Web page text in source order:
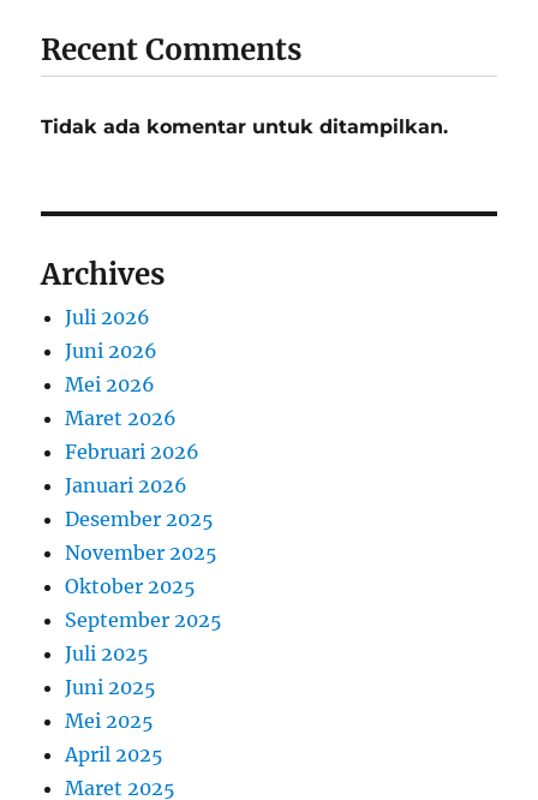
Recent Comments
Tidak ada komentar untuk ditampilkan.
Archives
Juli 2026
Juni 2026
Mei 2026
Maret 2026
Februari 2026
Januari 2026
Desember 2025
November 2025
Oktober 2025
September 2025
Juli 2025
Juni 2025
Mei 2025
April 2025
Maret 2025